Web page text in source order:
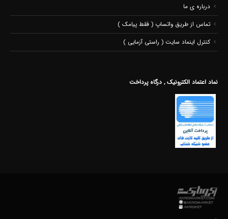
درباره ی ما
تماس از طریق واتساپ ( فقط پیامک )
کنترل اینماد سایت ( راستی آزمایی )
نماد اعتماد الکترونیک , درگاه پرداخت